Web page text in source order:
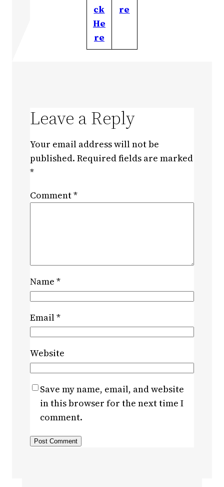
ck
He
re
re
Leave a Reply
Your email address will not be
published. Required fields are marked
*
Comment*
Name *
Email*
Website
Save my name, email, and website
in this browser for the next time I
comment.